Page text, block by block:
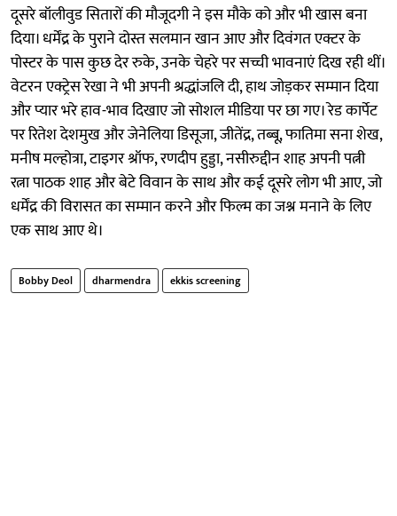
दूसरे बॉलीवुड सितारों की मौजूदगी ने इस मौके को और भी खास बना
दिया। धर्मेंद्र के पुराने दोस्त सलमान खान आए और दिवंगत एक्टर के
पोस्टर के पास कुछ देर रुके, उनके चेहरे पर सच्ची भावनाएं दिख रही थीं।
वेटरन एक्ट्रेस रेखा ने भी अपनी श्रद्धांजलि दी, हाथ जोड़कर सम्मान दिया
और प्यार भरे हाव-भाव दिखाए जो सोशल मीडिया पर छा गए। रेड कार्पेट
पर रितेश देशमुख और जेनेलिया डिसूजा, जीतेंद्र, तब्बू, फातिमा सना शेख,
मनीष मल्होत्रा, टाइगर श्रॉफ, रणदीप हुड्डा, नसीरुद्दीन शाह अपनी पत्नी
रत्ना पाठक शाह और बेटे विवान के साथ और कई दूसरे लोग भी आए, जो
धर्मेंद्र की विरासत का सम्मान करने और फिल्म का जश्न मनाने के लिए
एक साथ आए थे।
Bobby Deol dharmendra ekkis screening